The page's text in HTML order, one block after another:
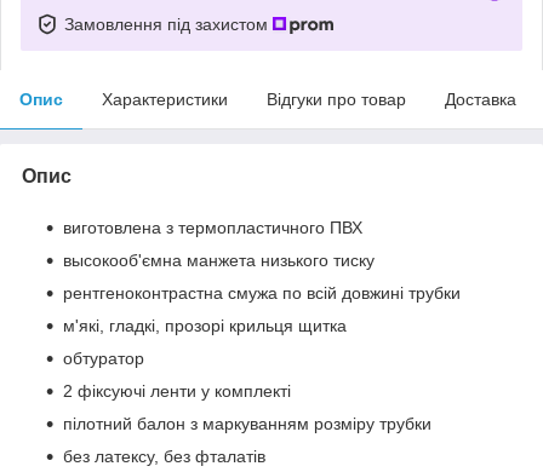
Замовлення під захистом
Опис Характеристики Відгуки про товар Доставка
Опис
виготовлена з термопластичного ПВХ
высокооб'ємна манжета низького тиску
рентгеноконтрастна смужа по всій довжині трубки
м'які, гладкі, прозорі крильця щитка
обтуратор
2 фіксуючі ленти у комплекті
пілотний балон з маркуванням розміру трубки
без латексу, без фталатів